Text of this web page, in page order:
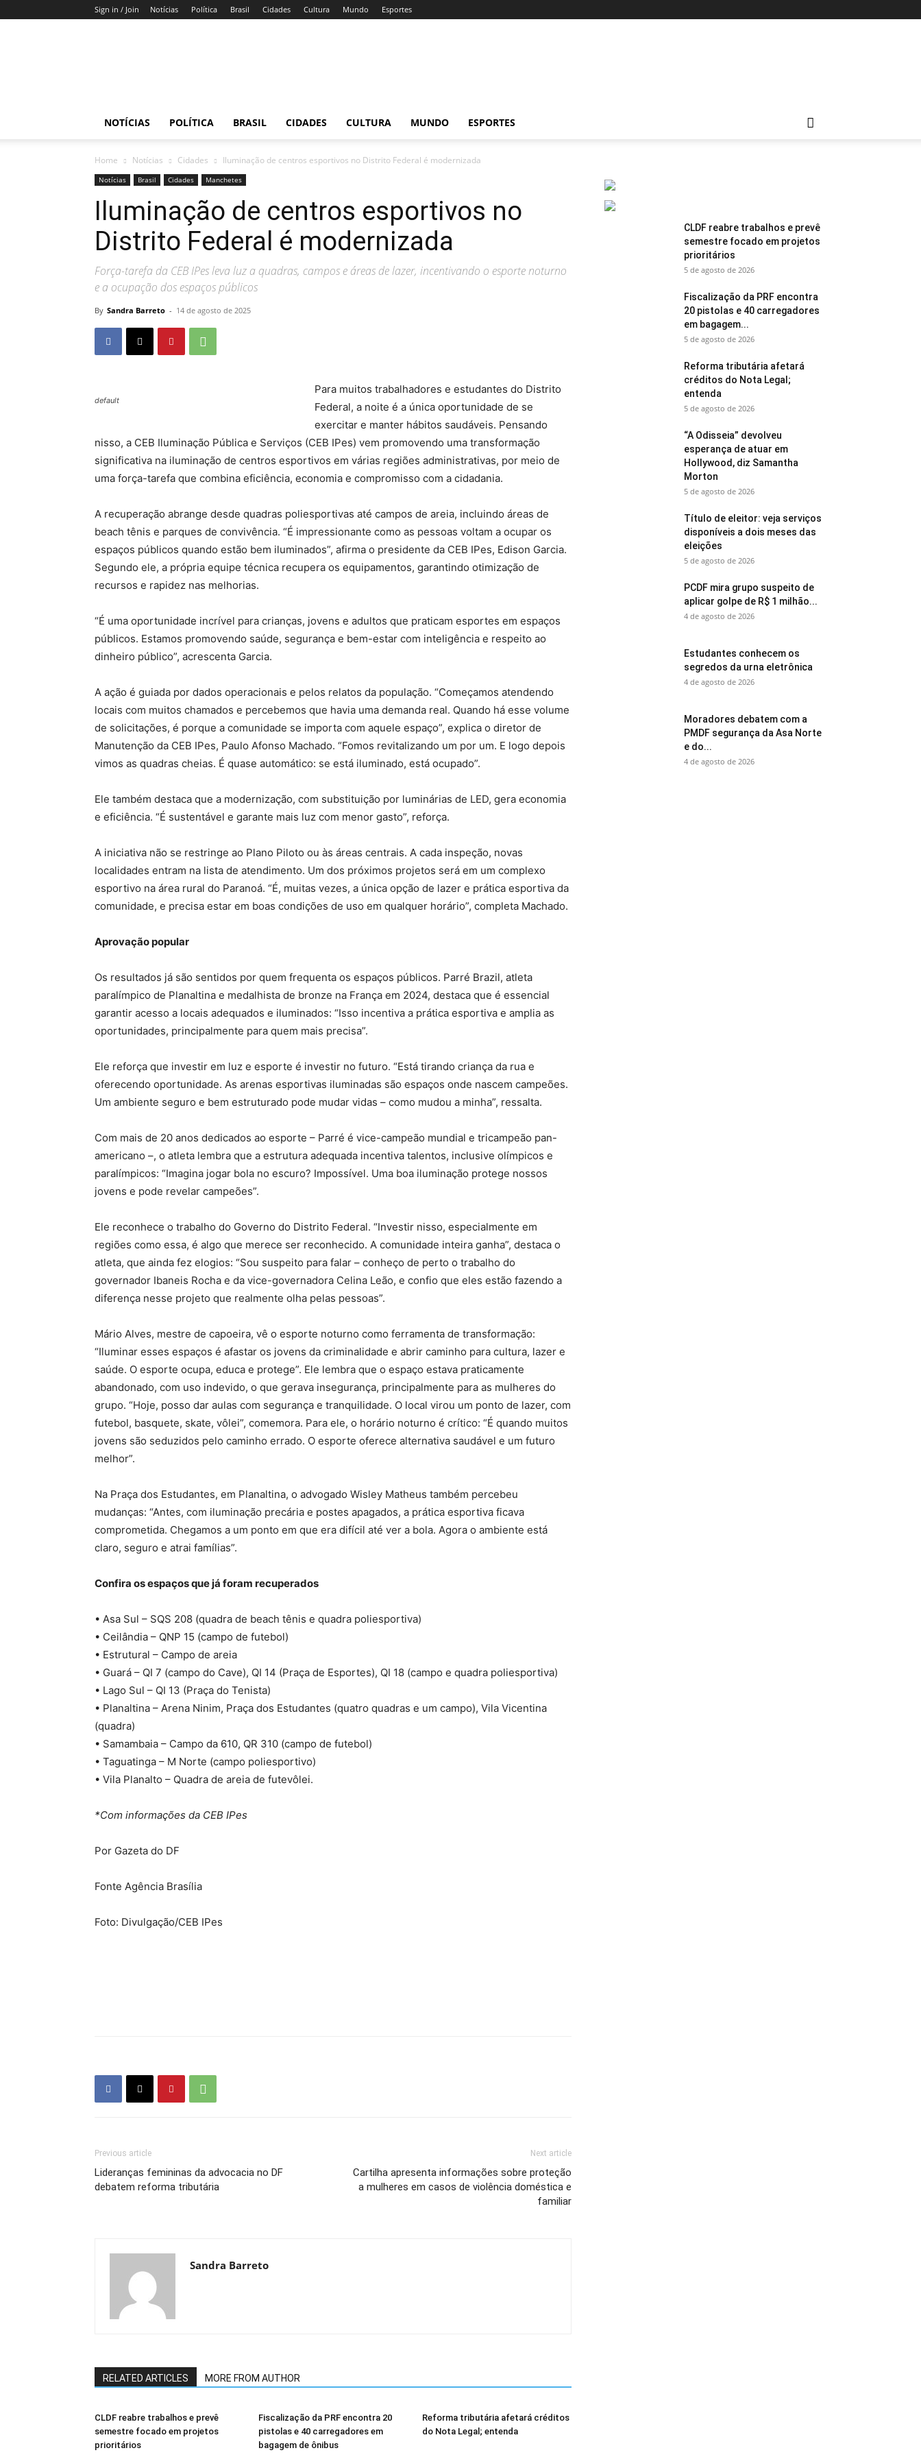
Sign in / Join Notícias Política Brasil Cidades Cultura Mundo Esportes
NOTÍCIAS POLÍTICA BRASIL CIDADES CULTURA MUNDO ESPORTES
Home Notícias Cidades Iluminação de centros esportivos no Distrito Federal é modernizada
Notícias Brasil Cidades Manchetes
Iluminação de centros esportivos no
Distrito Federal é modernizada
Força-tarefa da CEB IPes leva luz a quadras, campos e áreas de lazer, incentivando o esporte noturno
e a ocupação dos espaços públicos
By Sandra Barreto - 14 de agosto de 2025
default
Para muitos trabalhadores e estudantes do Distrito
Federal, a noite é a única oportunidade de se
exercitar e manter hábitos saudáveis. Pensando
nisso, a CEB Iluminação Pública e Serviços (CEB IPes) vem promovendo uma transformação
significativa na iluminação de centros esportivos em várias regiões administrativas, por meio de
uma força-tarefa que combina eficiência, economia e compromisso com a cidadania.
A recuperação abrange desde quadras poliesportivas até campos de areia, incluindo áreas de
beach tênis e parques de convivência. “É impressionante como as pessoas voltam a ocupar os
espaços públicos quando estão bem iluminados”, afirma o presidente da CEB IPes, Edison Garcia.
Segundo ele, a própria equipe técnica recupera os equipamentos, garantindo otimização de
recursos e rapidez nas melhorias.
“É uma oportunidade incrível para crianças, jovens e adultos que praticam esportes em espaços
públicos. Estamos promovendo saúde, segurança e bem-estar com inteligência e respeito ao
dinheiro público”, acrescenta Garcia.
A ação é guiada por dados operacionais e pelos relatos da população. “Começamos atendendo
locais com muitos chamados e percebemos que havia uma demanda real. Quando há esse volume
de solicitações, é porque a comunidade se importa com aquele espaço”, explica o diretor de
Manutenção da CEB IPes, Paulo Afonso Machado. “Fomos revitalizando um por um. E logo depois
vimos as quadras cheias. É quase automático: se está iluminado, está ocupado”.
Ele também destaca que a modernização, com substituição por luminárias de LED, gera economia
e eficiência. “É sustentável e garante mais luz com menor gasto”, reforça.
A iniciativa não se restringe ao Plano Piloto ou às áreas centrais. A cada inspeção, novas
localidades entram na lista de atendimento. Um dos próximos projetos será em um complexo
esportivo na área rural do Paranoá. “É, muitas vezes, a única opção de lazer e prática esportiva da
comunidade, e precisa estar em boas condições de uso em qualquer horário”, completa Machado.
Aprovação popular
Os resultados já são sentidos por quem frequenta os espaços públicos. Parré Brazil, atleta
paralímpico de Planaltina e medalhista de bronze na França em 2024, destaca que é essencial
garantir acesso a locais adequados e iluminados: “Isso incentiva a prática esportiva e amplia as
oportunidades, principalmente para quem mais precisa”.
Ele reforça que investir em luz e esporte é investir no futuro. “Está tirando criança da rua e
oferecendo oportunidade. As arenas esportivas iluminadas são espaços onde nascem campeões.
Um ambiente seguro e bem estruturado pode mudar vidas – como mudou a minha”, ressalta.
Com mais de 20 anos dedicados ao esporte – Parré é vice-campeão mundial e tricampeão pan-
americano –, o atleta lembra que a estrutura adequada incentiva talentos, inclusive olímpicos e
paralímpicos: “Imagina jogar bola no escuro? Impossível. Uma boa iluminação protege nossos
jovens e pode revelar campeões”.
Ele reconhece o trabalho do Governo do Distrito Federal. “Investir nisso, especialmente em
regiões como essa, é algo que merece ser reconhecido. A comunidade inteira ganha”, destaca o
atleta, que ainda fez elogios: “Sou suspeito para falar – conheço de perto o trabalho do
governador Ibaneis Rocha e da vice-governadora Celina Leão, e confio que eles estão fazendo a
diferença nesse projeto que realmente olha pelas pessoas”.
Mário Alves, mestre de capoeira, vê o esporte noturno como ferramenta de transformação:
“Iluminar esses espaços é afastar os jovens da criminalidade e abrir caminho para cultura, lazer e
saúde. O esporte ocupa, educa e protege”. Ele lembra que o espaço estava praticamente
abandonado, com uso indevido, o que gerava insegurança, principalmente para as mulheres do
grupo. “Hoje, posso dar aulas com segurança e tranquilidade. O local virou um ponto de lazer, com
futebol, basquete, skate, vôlei”, comemora. Para ele, o horário noturno é crítico: “É quando muitos
jovens são seduzidos pelo caminho errado. O esporte oferece alternativa saudável e um futuro
melhor”.
Na Praça dos Estudantes, em Planaltina, o advogado Wisley Matheus também percebeu
mudanças: “Antes, com iluminação precária e postes apagados, a prática esportiva ficava
comprometida. Chegamos a um ponto em que era difícil até ver a bola. Agora o ambiente está
claro, seguro e atrai famílias”.
Confira os espaços que já foram recuperados
• Asa Sul – SQS 208 (quadra de beach tênis e quadra poliesportiva)
• Ceilândia – QNP 15 (campo de futebol)
• Estrutural – Campo de areia
• Guará – QI 7 (campo do Cave), QI 14 (Praça de Esportes), QI 18 (campo e quadra poliesportiva)
• Lago Sul – QI 13 (Praça do Tenista)
• Planaltina – Arena Ninim, Praça dos Estudantes (quatro quadras e um campo), Vila Vicentina
(quadra)
• Samambaia – Campo da 610, QR 310 (campo de futebol)
• Taguatinga – M Norte (campo poliesportivo)
• Vila Planalto – Quadra de areia de futevôlei.
*Com informações da CEB IPes
Por Gazeta do DF
Fonte Agência Brasília
Foto: Divulgação/CEB IPes
Previous article
Lideranças femininas da advocacia no DF
debatem reforma tributária
Next article
Cartilha apresenta informações sobre proteção
a mulheres em casos de violência doméstica e
familiar
Sandra Barreto
RELATED ARTICLES MORE FROM AUTHOR
CLDF reabre trabalhos e prevê
semestre focado em projetos
prioritários
Fiscalização da PRF encontra 20
pistolas e 40 carregadores em
bagagem de ônibus
Reforma tributária afetará créditos
do Nota Legal; entenda
CLDF reabre trabalhos e prevê
semestre focado em projetos
prioritários
5 de agosto de 2026
Fiscalização da PRF encontra
20 pistolas e 40 carregadores
em bagagem...
5 de agosto de 2026
Reforma tributária afetará
créditos do Nota Legal;
entenda
5 de agosto de 2026
“A Odisseia” devolveu
esperança de atuar em
Hollywood, diz Samantha
Morton
5 de agosto de 2026
Título de eleitor: veja serviços
disponíveis a dois meses das
eleições
5 de agosto de 2026
PCDF mira grupo suspeito de
aplicar golpe de R$ 1 milhão...
4 de agosto de 2026
Estudantes conhecem os
segredos da urna eletrônica
4 de agosto de 2026
Moradores debatem com a
PMDF segurança da Asa Norte
e do...
4 de agosto de 2026